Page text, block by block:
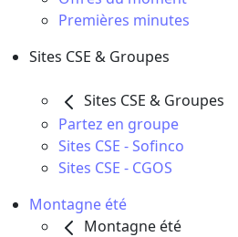
Premières minutes
Sites CSE & Groupes
Sites CSE & Groupes
Partez en groupe
Sites CSE - Sofinco
Sites CSE - CGOS
Montagne été
Montagne été